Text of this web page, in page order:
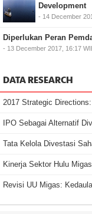
Development
- 14 December
Diperlukan Peran
- 13 December 2017, 16:17
DATA RESEARCH
2017 Strategic
IPO Sebagai Alternatif
Tata Kelola Divestasi
Kinerja Sektor Hulu
Revisi UU Migas: